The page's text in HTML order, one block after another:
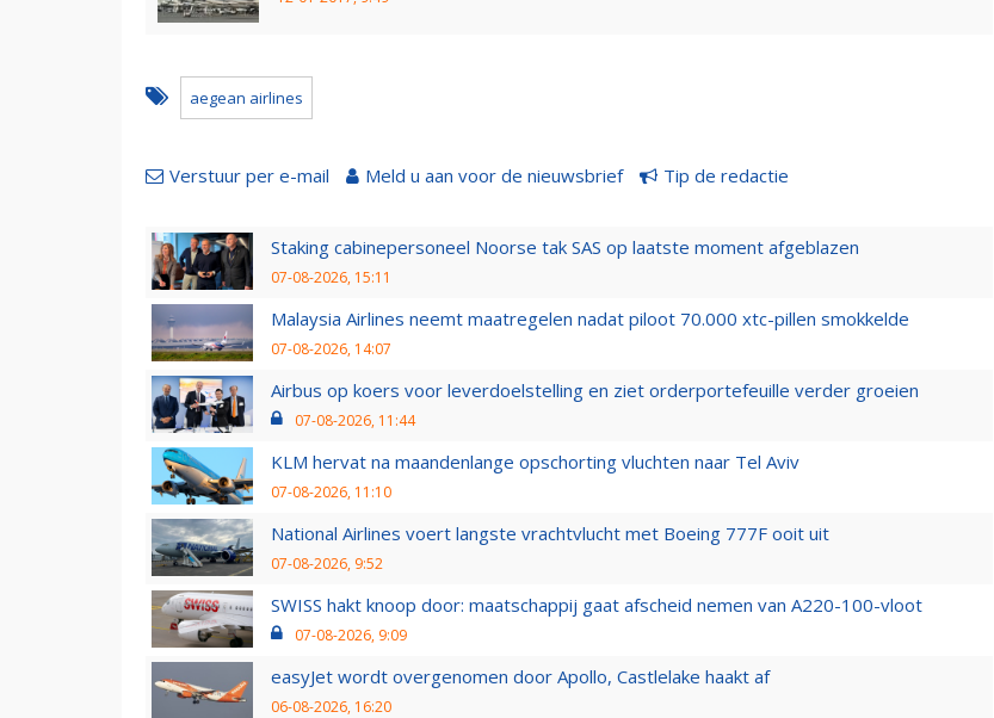
aegean airlines
Verstuur per e-mail Meld u aan voor de nieuwsbrief Tip de redactie
Staking cabinepersoneel Noorse tak SAS op laatste moment afgeblazen
07-08-2026, 15:11
Malaysia Airlines neemt maatregelen nadat piloot 70.000 xtc-pillen smokkelde
07-08-2026, 14:07
Airbus op koers voor leverdoelstelling en ziet orderportefeuille verder groeien
07-08-2026, 11:44
KLM hervat na maandenlange opschorting vluchten naar Tel Aviv
07-08-2026, 11:10
National Airlines voert langste vrachtvlucht met Boeing 777F ooit uit
07-08-2026, 9:52
SWISS hakt knoop door: maatschappij gaat afscheid nemen van A220-100-vloot
07-08-2026, 9:09
easyJet wordt overgenomen door Apollo, Castlelake haakt af
06-08-2026, 16:20